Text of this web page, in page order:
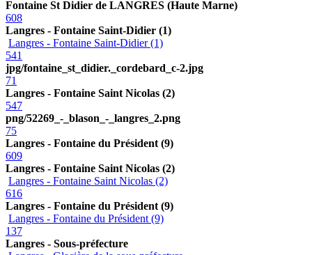
Fontaine St Didier de LANGRES (Haute Marne)
608
Langres - Fontaine Saint-Didier (1)
Langres - Fontaine Saint-Didier (1)
541
jpg/fontaine_st_didier._cordebard_c-2.jpg
71
Langres - Fontaine Saint Nicolas (2)
547
png/52269_-_blason_-_langres_2.png
75
Langres - Fontaine du Président (9)
609
Langres - Fontaine Saint Nicolas (2)
Langres - Fontaine Saint Nicolas (2)
616
Langres - Fontaine du Président (9)
Langres - Fontaine du Président (9)
137
Langres - Sous-préfecture